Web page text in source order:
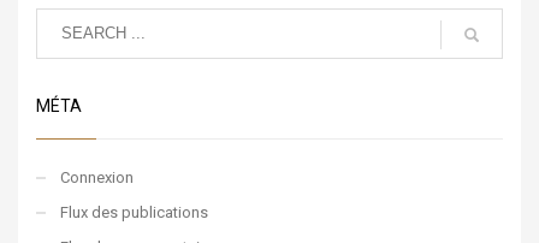
MÉTA
Connexion
Flux des publications